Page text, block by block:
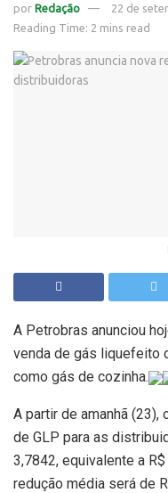
por Redação
22 de
Reading Time: 2 mins read
A Petrobras anunciou
venda de gás liquefeito
como gás de cozinha.
A partir de amanhã
de GLP para as
3,7842, equivalente a
redução média será de